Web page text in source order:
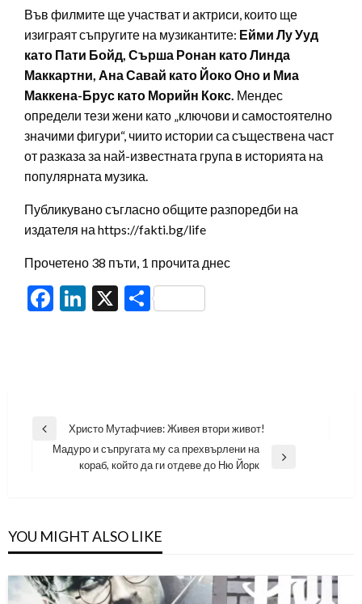
Във филмите ще участват и актриси, които ще
изиграят съпругите на музикантите: Ейми Лу Ууд
като Пати Бойд, Сърша Ронан като Линда
Маккартни, Ана Савай като Йоко Оно и Миа
Маккена-Брус като Морийн Кокс. Мендес
определи тези жени като „ключови и самостоятелно
значими фигури“, чиито истории са съществена част
от разказа за най-известната група в историята на
популярната музика.
Публикувано съгласно общите разпоредби на
издателя на https://fakti.bg/life
Прочетено 38 пъти, 1 прочита днес
Facebook
LinkedIn
X Share
Навигация
Previous
Христо Мутафчиев: Живея втори живот!
Мадуро и съпругата му са прехвърлени на
кораб, който да ги отдеве до Ню Йорк
YOU MIGHT ALSO LIKE